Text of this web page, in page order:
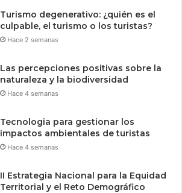
Turismo degenerativo: ¿quién es el
culpable, el turismo o los turistas?
Hace 2 semanas
Las percepciones positivas sobre la
naturaleza y la biodiversidad
Hace 4 semanas
Tecnologia para gestionar los
impactos ambientales de turistas
Hace 4 semanas
II Estrategia Nacional para la Equidad
Territorial y el Reto Demográfico